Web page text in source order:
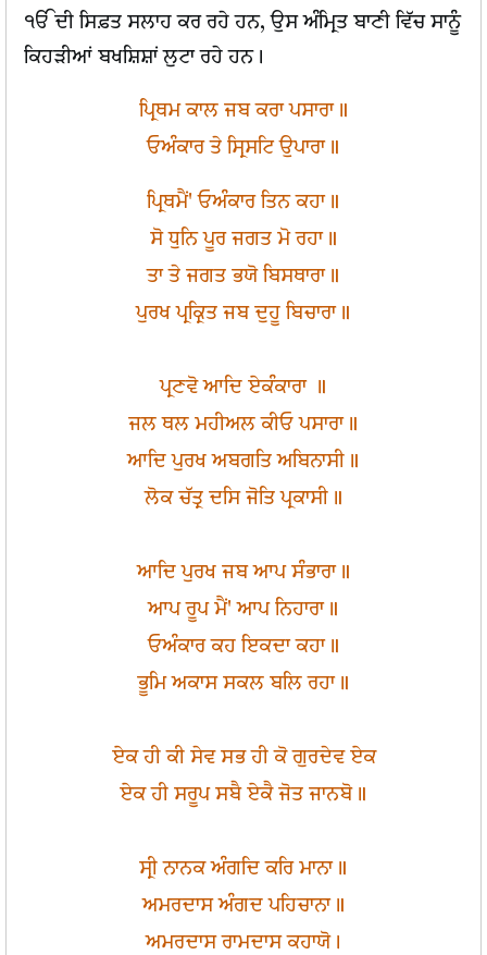
ੴ ਦੀ ਸਿਫ਼ਤ ਸਲਾਹ ਕਰ ਰਹੇ ਹਨ, ਉਸ ਅੰਮ੍ਰਿਤ ਬਾਣੀ ਵਿੱਚ ਸਾਨੂੰ
ਕਿਹੜੀਆਂ ਬਖਸ਼ਿਸ਼ਾਂ ਲੁਟਾ ਰਹੇ ਹਨ।
ਪ੍ਰਿਥਮ ਕਾਲ ਜਬ ਕਰਾ ਪਸਾਰਾ॥
ਓਅੰਕਾਰ ਤੇ ਸ੍ਰਿਸਟਿ ਉਪਾਰਾ॥
ਪ੍ਰਿਥਮੈਂ' ਓਅੰਕਾਰ ਤਿਨ ਕਹਾ॥
ਸੋ ਧੁਨਿ ਪੂਰ ਜਗਤ ਮੋ ਰਹਾ॥
ਤਾ ਤੇ ਜਗਤ ਭਯੋ ਬਿਸਥਾਰਾ॥
ਪੁਰਖ ਪ੍ਰਕ੍ਰਿਤ ਜਬ ਦੁਹੂ ਬਿਚਾਰਾ॥
ਪ੍ਰਣਵੋ ਆਦਿ ਏਕੰਕਾਰਾ ॥
ਜਲ ਥਲ ਮਹੀਅਲ ਕੀਓ ਪਸਾਰਾ॥
ਆਦਿ ਪੁਰਖ ਅਬਗਤਿ ਅਬਿਨਾਸੀ॥
ਲੋਕ ਚੱਤ੍ਰ ਦਸਿ ਜੋਤਿ ਪ੍ਰਕਾਸੀ॥
ਆਦਿ ਪੁਰਖ ਜਬ ਆਪ ਸੰਭਾਰਾ॥
ਆਪ ਰੂਪ ਮੈਂ' ਆਪ ਨਿਹਾਰਾ॥
ਓਅੰਕਾਰ ਕਹ ਇਕਦਾ ਕਹਾ॥
ਭੂਮਿ ਅਕਾਸ ਸਕਲ ਬਲਿ ਰਹਾ॥
ਏਕ ਹੀ ਕੀ ਸੇਵ ਸਭ ਹੀ ਕੋ ਗੁਰਦੇਵ ਏਕ
ਏਕ ਹੀ ਸਰੂਪ ਸਬੈ ਏਕੈ ਜੋਤ ਜਾਨਬੋ॥
ਸ੍ਰੀ ਨਾਨਕ ਅੰਗਦਿ ਕਰਿ ਮਾਨਾ॥
ਅਮਰਦਾਸ ਅੰਗਦ ਪਹਿਚਾਨਾ॥
ਅਮਰਦਾਸ ਰਾਮਦਾਸ ਕਹਾਯੋ।